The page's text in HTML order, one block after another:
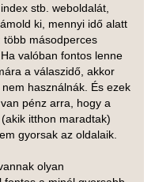
stb. weboldalát,
ki, mennyi idő alatt
több másodperces
valóban fontos lenne
a válaszidő, akkor
használnák. És ezek
pénz arra, hogy a
itthon maradtak)
gyorsak az oldalaik.
olyan